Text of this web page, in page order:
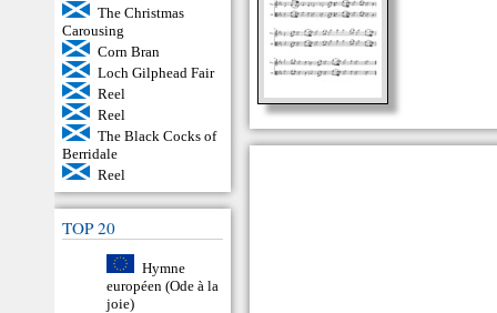
The Christmas
Carousing
Corn Bran
Loch Gilphead Fair
Reel
Reel
The Black Cocks of
Berridale
Reel
TOP 20
Hymne
européen (Ode à la
joie)